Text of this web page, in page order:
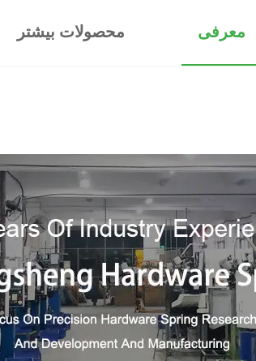
معرفی محصولات بیشتر